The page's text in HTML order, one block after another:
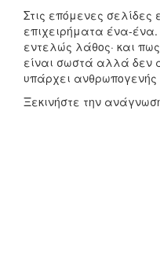
Στις επόμενες
επιχειρήματα ένα-
εντελώς λάθος· και
είναι σωστά αλλά δεν
υπάρχει
Ξεκινήστε την